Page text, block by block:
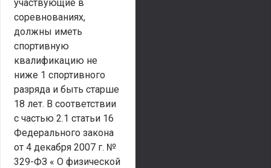
участвующие в
соревнованиях,
должны иметь
спортивную
квалификацию не
ниже 1 спортивного
разряда и быть старше
18 лет. В соответствии
с частью 2.1 статьи 16
Федерального закона
от 4 декабря 2007 г. №
329-ФЗ « О физической